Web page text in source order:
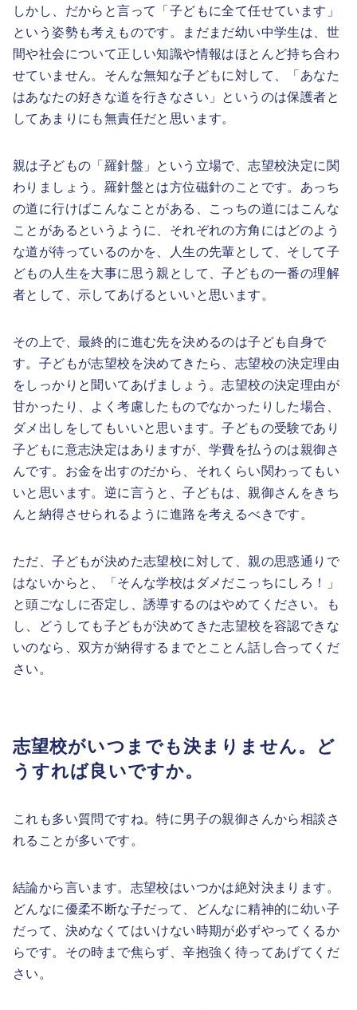
しかし、だからと言って「子どもに全て任せています」
という姿勢も考えものです。まだまだ幼い中学生は、世
間や社会について正しい知識や情報はほとんど持ち合わ
せていません。そんな無知な子どもに対して、「あなた
はあなたの好きな道を行きなさい」というのは保護者と
してあまりにも無責任だと思います。
親は子どもの「羅針盤」という立場で、志望校決定に関
わりましょう。羅針盤とは方位磁針のことです。あっち
の道に行けばこんなことがある、こっちの道にはこんな
ことがあるというように、それぞれの方角にはどのよう
な道が待っているのかを、人生の先輩として、そして子
どもの人生を大事に思う親として、子どもの一番の理解
者として、示してあげるといいと思います。
その上で、最終的に進む先を決めるのは子ども自身で
す。子どもが志望校を決めてきたら、志望校の決定理由
をしっかりと聞いてあげましょう。志望校の決定理由が
甘かったり、よく考慮したものでなかったりした場合、
ダメ出しをしてもいいと思います。子どもの受験であり
子どもに意志決定はありますが、学費を払うのは親御さ
んです。お金を出すのだから、それくらい関わってもい
いと思います。逆に言うと、子どもは、親御さんをきち
んと納得させられるように進路を考えるべきです。
ただ、子どもが決めた志望校に対して、親の思惑通りで
はないからと、「そんな学校はダメだこっちにしろ！」
と頭ごなしに否定し、誘導するのはやめてください。も
し、どうしても子どもが決めてきた志望校を容認できな
いのなら、双方が納得するまでとことん話し合ってくだ
さい。
志望校がいつまでも決まりません。ど
うすれば良いですか。
これも多い質問ですね。特に男子の親御さんから相談さ
れることが多いです。
結論から言います。志望校はいつかは絶対決まります。
どんなに優柔不断な子だって、どんなに精神的に幼い子
だって、決めなくてはいけない時期が必ずやってくるか
らです。その時まで焦らず、辛抱強く待ってあげてくだ
さい。